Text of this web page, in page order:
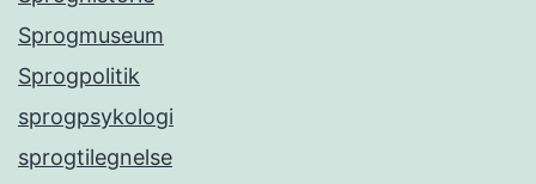
Sprogmuseum
Sprogpolitik
sprogpsykologi
sprogtilegnelse